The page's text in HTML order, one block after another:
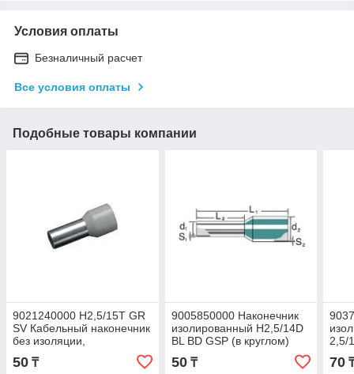
Условия оплаты
Безналичный расчет
Все условия оплаты
Подобные товары компании
9021240000 H2,5/15T GR
SV Кабельный наконечник
без изоляции,
изолированный, 10 mm, 8
mm, серый
50 ₸
9005850000 Наконечник
изолированный H2,5/14D
BL BD GSP (в круглом)
50₸
2,5/
70